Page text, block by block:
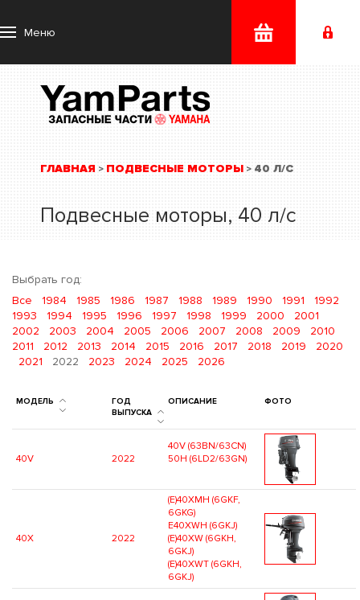
Меню
ГЛАВНАЯ > ПОДВЕСНЫЕ МОТОРЫ > 40 Л/С
Подвесные моторы, 40 л/с
Выбрать год:
Все
1984 1985 1986 1987 1988 1989 1990 1991
1992
1993
1994 1995 1996 1997 1998 1999 2000
2001
2002
2003 2004 2005 2006 2007 2008 2009
2010
2011
2012 2013 2014 2015 2016 2017 2018 2019
2020
2021 2022 2023 2024 2025 2026
МОДЕЛЬ
ГОД
ВЫПУСКА
ОПИСАНИЕ ФОТО
40V 2022
40V (63BN/63CN)
50H (6LD2/63GN)
40X 2022
(E)40XMH (6GKF,
6GKG)
E40XWH (6GKJ)
(E)40XW (6GKH,
6GKJ)
(E)40XWT (6GKH,
6GKJ)